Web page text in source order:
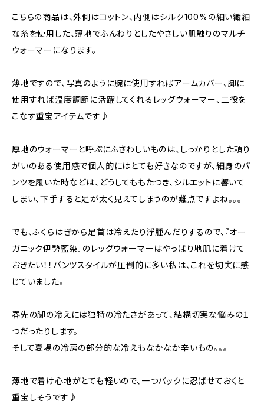
こちらの商品は、外側はコットン、内側はシルク100%の細い繊細
な糸を使用した、薄地でふんわりとしたやさしい肌触りのマルチ
ウォーマーになります。
薄地ですので、写真のように腕に使用すればアームカバー、脚に
使用すれば温度調節に活躍してくれるレッグウォーマー、二役を
こなす重宝アイテムです♪
厚地のウォーマーと呼ぶにふさわしいものは、しっかりとした頼り
がいのある使用感で個人的にはとても好きなのですが、細身のパ
ンツを履いた時などは、どうしてももたつき、シルエットに響いて
しまい、下手すると足が太く見えてしまうのが難点ですよね。。。
でも、ふくらはぎから足首は冷えたり浮腫んだりするので、『オー
ガニック伊勢藍染』のレッグウォーマーはやっぱり地肌に着けて
おきたい！！パンツスタイルが圧倒的に多い私は、これを切実に感
じていました。
春先の脚の冷えには独特の冷たさがあって、結構切実な悩みの１
つだったりします。
そして夏場の冷房の部分的な冷えもなかなか辛いもの。。。
薄地で着け心地がとても軽いので、一つバックに忍ばせておくと
重宝しそうです♪